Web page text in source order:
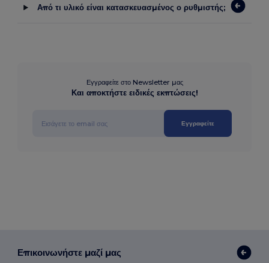
Από τι υλικό είναι κατασκευασμένος ο ρυθμιστής;
Εγγραφείτε στο Newsletter μας
Και αποκτήστε ειδικές εκπτώσεις!
Εγγραφείτε
Επικοινωνήστε μαζί μας